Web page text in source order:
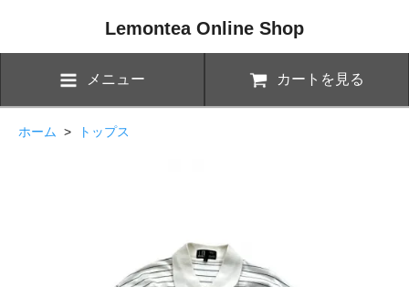
Lemontea Online Shop
メニュー カートを見る
ホーム > トップス